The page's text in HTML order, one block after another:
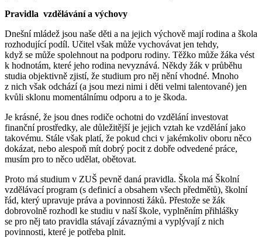
Pravidla vzdělávání a výchovy
Dnešní mládež jsou naše děti a na jejich výchově mají rodina a škola
rozhodující podíl. Učitel však může vychovávat jen tehdy,
když se může spolehnout na podporu rodiny. Těžko může žáka vést
k hodnotám, které jeho rodina nevyznává. Někdy žák v průběhu
studia objektivně zjistí, že studium pro něj nění vhodné. Mnoho
z nich však odchází (a jsou mezi nimi i děti velmi talentované) jen
kvůli sklonu momentálnímu odporu a to je škoda.
Je krásné, že jsou dnes rodiče ochotni do vzdělání investovat
finanční prostředky, ale důležitější je jejich vztah ke vzdělání jako
takovému. Stále však platí, že pokud chci v jakémkoliv oboru něco
dokázat, nebo alespoň mít dobrý pocit z dobře odvedené práce,
musím pro to něco udělat, obětovat.
Proto má studium v ZUŠ pevně daná pravidla. Škola má Školní
vzdělávací program (s definicí a obsahem všech předmětů), školní
řád, který upravuje práva a povinnosti žáků. Přestože se žák
dobrovolně rozhodl ke studiu v naší škole, vyplněním přihlášky
se pro něj tato pravidla stávají závaznými a vyplývají z nich
povinnosti, které je potřeba plnit.